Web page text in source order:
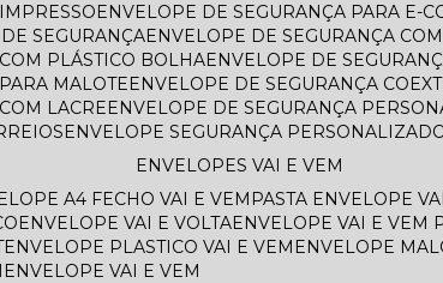
ENVELOPE DE SEGURANÇA PARA E-
SEGURANÇA
ENVELOPE DE SEGURANÇA
PLÁSTICO BOLHA
ENVELOPE DE
MALOTE
ENVELOPE DE SEGURANÇA
LACRE
ENVELOPE DE SEGURANÇA
ENVELOPE SEGURANÇA
ENVELOPES VAI E VEM
A4 FECHO VAI E VEM PASTA ENVELOPE
ENVELOPE VAI E VOLTA
ENVELOPE VAI E VEM
ENVELOPE PLASTICO VAI E VEM
ENVELOPE
ENVELOPE VAI E VEM